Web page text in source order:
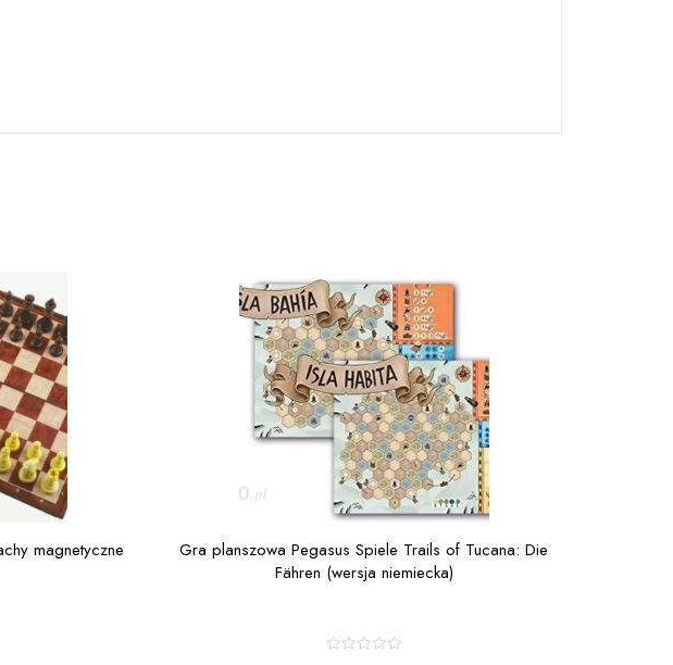
magnetyczne
Gra planszowa Pegasus Spiele Trails of Tucana: Die
Fähren (wersja niemiecka)